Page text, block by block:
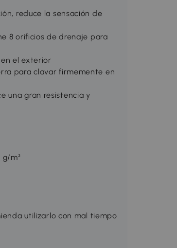
reduce la sensación de
8 orificios de drenaje para
el exterior
para clavar firmemente en
una gran resistencia y
m²
utilizarlo con mal tiempo